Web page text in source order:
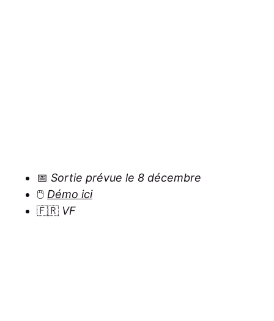
📅 Sortie prévue le 8 décembre
🖱️ Démo ici
🇫🇷 VF